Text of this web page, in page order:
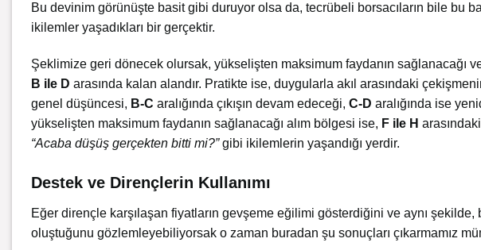
Bu devinim görünüşte basit gibi duruyor olsa da, tecrübeli borsacıların bile bu
ikilemler yaşadıkları bir gerçektir.
Şeklimize geri dönecek olursak, yükselişten maksimum faydanın sağlanacağı
B ile D arasında kalan alandır. Pratikte ise, duygularla akıl arasındaki
genel düşüncesi, B-C aralığında çıkışın devam edeceği, C-D aralığında ise
yükselişten maksimum faydanın sağlanacağı alım bölgesi ise, F ile H
“Acaba düşüş gerçekten bitti mi?”gibi ikilemlerin yaşandığı yerdir.
Destek ve Dirençlerin Kullanımı
Eğer dirençle karşılaşan fiyatların gevşeme eğilimi gösterdiğini ve aynı
oluştuğunu gözlemleyebiliyorsak o zaman buradan şu sonuçları çıkarmamız